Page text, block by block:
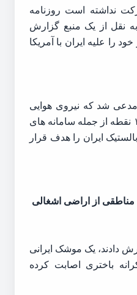
نداشته است روزنامه
نقل از یک منبع گزارش
را علیه ایران با آمریکا
مدعی شد که نیروی هوایی
رژیم صهیونیستی بیش از ۱۰ نقطه از جمله سامانه های
ایران را هدف قرار
از اراضی اشغالی
دادند، یک موشک ایرانی
باختری اصابت کرده